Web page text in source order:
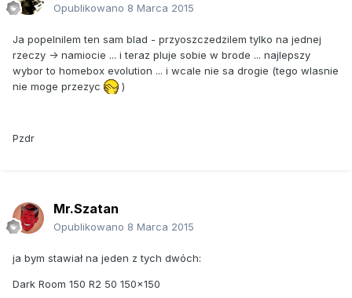
Opublikowano 8 Marca 2015
Ja popelnilem ten sam blad - przyoszczedzilem tylko na jednej
rzeczy -> namiocie ... i teraz pluje sobie w brode ... najlepszy
wybor to homebox evolution ... i wcale nie sa drogie (tego wlasnie
nie moge przezyc
)
Pzdr
Mr.Szatan
Opublikowano 8 Marca 2015
ja bym stawiał na jeden z tych dwóch:
Dark Room 150 R2 50 150x150